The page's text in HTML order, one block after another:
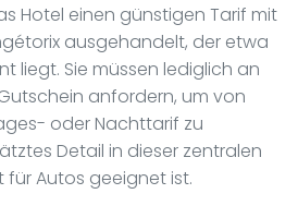
Hotel einen günstigen Tarif mit
ausgehandelt, der etwa
liegt. Sie müssen lediglich an
anfordern, um von
oder Nachttarif zu
Detail in dieser zentralen
Autos geeignet ist.